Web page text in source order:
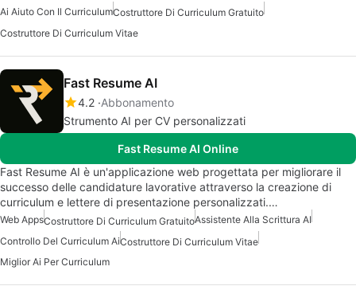
Ai Aiuto Con Il CurriculumCostruttore Di Curriculum Gratuito
Costruttore Di Curriculum Vitae
Fast Resume AI
4.2 Abbonamento
Strumento AI per CV personalizzati
Fast Resume AI Online
Fast Resume AI è un'applicazione web progettata per migliorare il
successo delle candidature lavorative attraverso la creazione di
curriculum e lettere di presentazione personalizzati.…
Web AppsCostruttore Di Curriculum GratuitoAssistente Alla Scrittura AI
Controllo Del Curriculum AiCostruttore Di Curriculum Vitae
Miglior Ai Per Curriculum